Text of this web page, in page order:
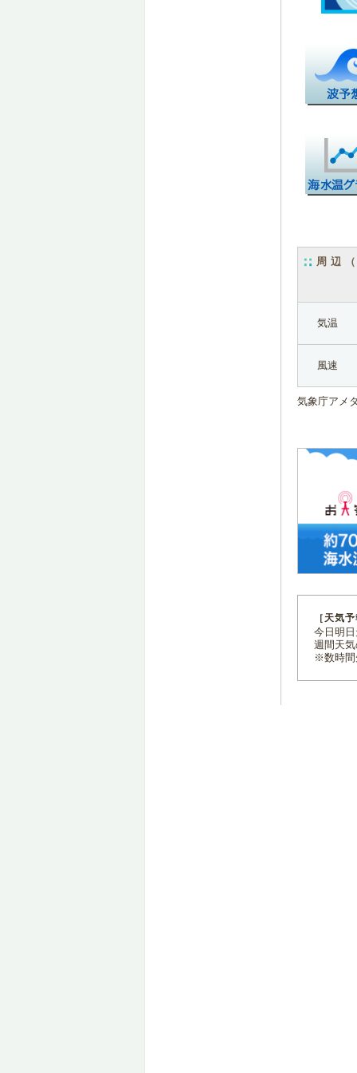
周辺
気温
風速
気象庁アメ
［天気
今日明
週間天
※数時間